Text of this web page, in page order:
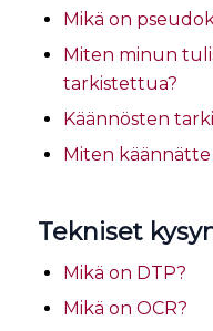
Mikä on
Miten minun
tarkistettua?
Käännösten
Miten
Tekniset
Mikä on DTP?
Mikä on OCR?